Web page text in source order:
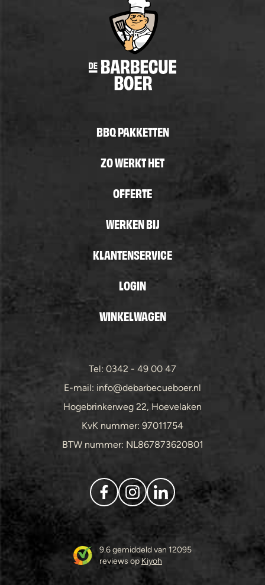
BBQ PAKKETTEN
ZO WERKT HET
OFFERTE
WERKEN BIJ
KLANTENSERVICE
LOGIN
WINKELWAGEN
Tel: 0342 - 49 00 47
E-mail: info@debarbecueboer.nl
Hogebrinkerweg 22, Hoevelaken
KvK nummer: 97011754
BTW nummer: NL867873620B01
9.6 gemiddeld van 12095
reviews opKiyoh